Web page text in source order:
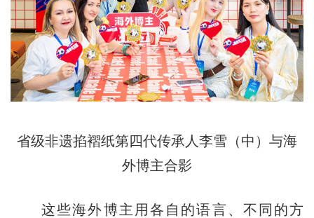
省级非遗掐褶纸第四代传承人李雪（中）与海
外博主合影
这些海外博主用各自的语言、不同的方